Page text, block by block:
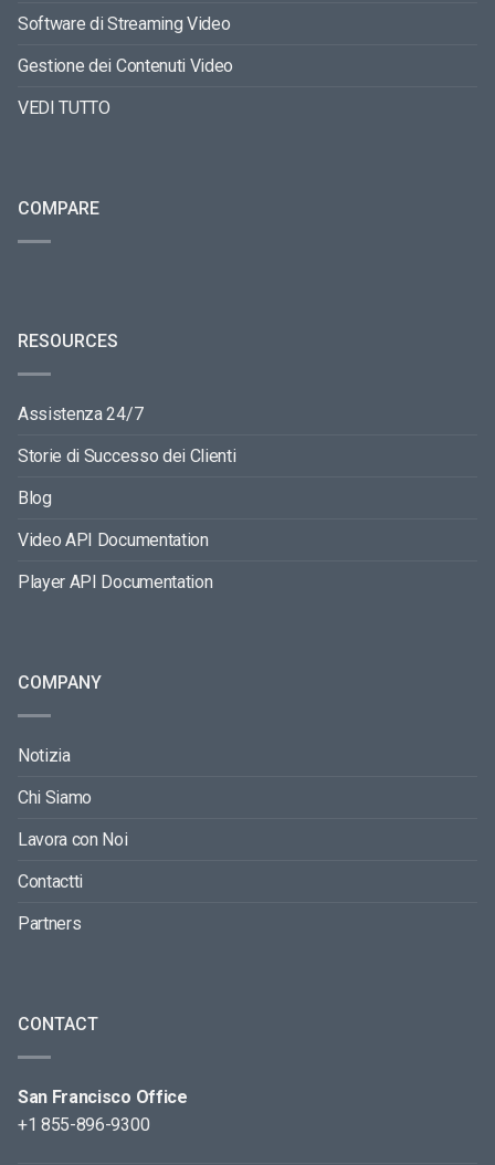
Software di Streaming Video
Gestione dei Contenuti Video
VEDI TUTTO
COMPARE
RESOURCES
Assistenza 24/7
Storie di Successo dei Clienti
Blog
Video API Documentation
Player API Documentation
COMPANY
Notizia
Chi Siamo
Lavora con Noi
Contactti
Partners
CONTACT
San Francisco Office
+1 855-896-9300